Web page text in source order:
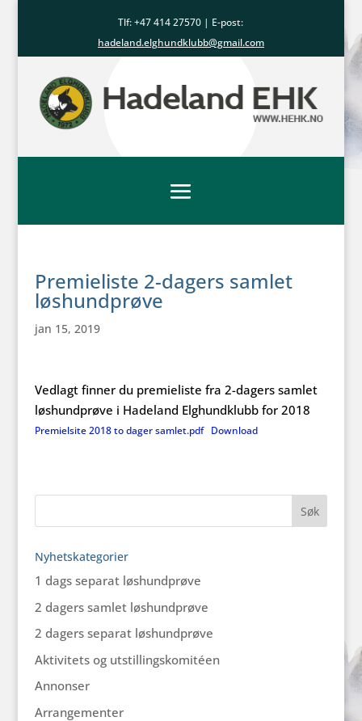
Tlf: +47414 27570 | E-post:
hadeland.elghundklubb@gmail.com
Premieliste 2-dagers samlet
løshundprøve
jan 15, 2019
Vedlagt finner du premieliste fra 2-dagers samlet
løshundprøve i Hadeland Elghundklubb for 2018
Premielsite 2018 to dager samlet.pdf Download
Nyhetskategorier
1 dags separat løshundprøve
2 dagers samlet løshundprøve
2 dagers separat løshundprøve
Aktivitets og utstillingskomitéen
Annonser
Arrangementer